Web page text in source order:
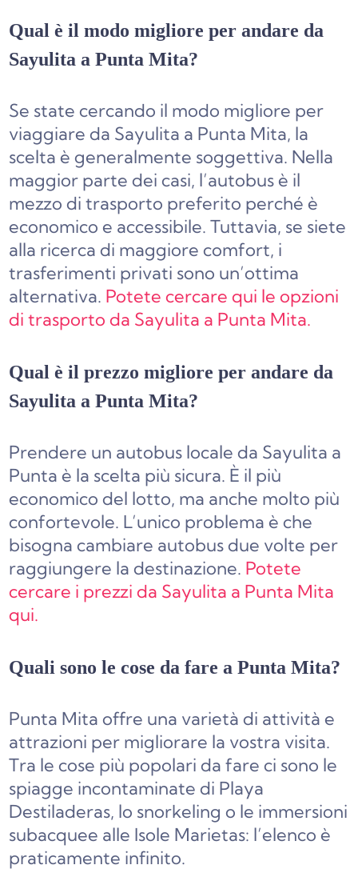
Qual è il modo migliore per andare da
Sayulita a Punta Mita?
Se state cercando il modo migliore per
viaggiare da Sayulita a Punta Mita, la
scelta è generalmente soggettiva. Nella
maggior parte dei casi, l’autobus è il
mezzo di trasporto preferito perché è
economico e accessibile. Tuttavia, se siete
alla ricerca di maggiore comfort, i
trasferimenti privati sono un’ottima
alternativa. Potete cercare qui le opzioni
di trasporto da Sayulita a Punta Mita.
Qual è il prezzo migliore per andare da
Sayulita a Punta Mita?
Prendere un autobus locale da Sayulita a
Punta è la scelta più sicura. È il più
economico del lotto, ma anche molto più
confortevole. L’unico problema è che
bisogna cambiare autobus due volte per
raggiungere la destinazione. Potete
cercare i prezzi da Sayulita a Punta Mita
qui.
Quali sono le cose da fare a Punta Mita?
Punta Mita offre una varietà di attività e
attrazioni per migliorare la vostra visita.
Tra le cose più popolari da fare ci sono le
spiagge incontaminate di Playa
Destiladeras, lo snorkeling o le immersioni
subacquee alle Isole Marietas: l’elenco è
praticamente infinito.